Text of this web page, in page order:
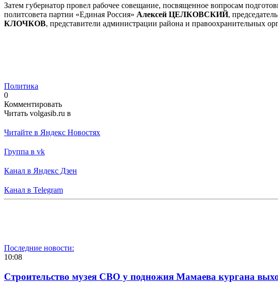
Затем губернатор провел рабочее совещание, посвященное вопросам
политсовета партии «Единая Россия» Алексей ЦЕЛКОВСКИЙ,
КЛОЧКОВ, представители администрации района и правоохранительных
Политика
0
Комментировать
Читать volgasib.ru в
Читайте в Яндекс Новостях
Группа в vk
Канал в Яндекс Дзен
Канал в Telegram
Последние новости:
10:08
Строительство музея СВО у подножия Мамаева кургана